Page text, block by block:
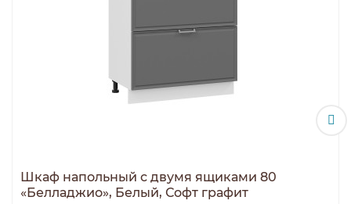
Шкаф напольный с двумя ящиками 80
«Белладжио», Белый, Софт графит